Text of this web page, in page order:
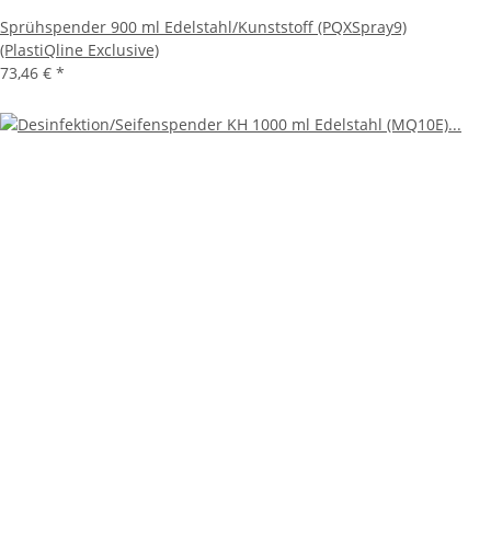
Sprühspender 900 ml Edelstahl/Kunststoff (PQXSpray9)
(PlastiQline Exclusive)
73,46 € *